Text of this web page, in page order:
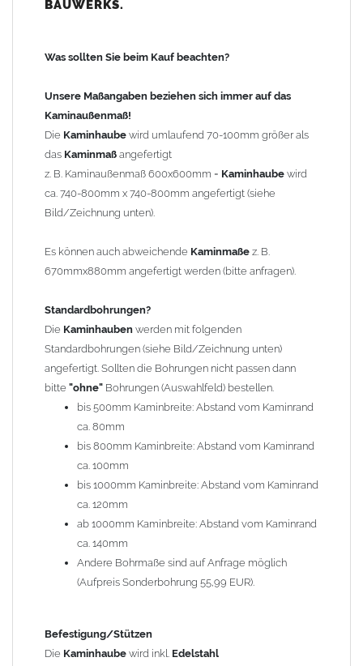
100mm
120mm
140mm
Andere Bohrmaße sind auf Anfrage möglich (Aufpreis
Sonderbohrung 55,99 EUR).
Befestigung/Stützen
Kaminhaubewird inkl. EdelstahlBefestigungsmaterial
geliefert. Die Standardflachstützen sind aus
beträgt ca. 25cm bis 30cm. DieKaminhaubekann mit längeren
Stützen bis Höhe 450mm geliefert werden (Aufpreis 42,89 EUR).
Kaminkopfabdeckung
Kaminhaubewirdohne Kaminkopfabdeckung
Kaminkopfabdeckungenfinden Sie unter "Kaminabdeckung
Es stehen insgesamt 20 verschiedene Typen zur Auswahl. Bitte
Auswahlfeldangeben.
Standardhauben siehe Auswahlfeld: 01 Haus,03 Welle
(unser Topseller)
Laube, 13 Schwalbe, 14 Sattel Welle, 15 Welle 90° gedreht,
17 Dach, 18 Plafond 2, 19 S-Line, 20 Pult
Typ 07 (Welle hoch) und 08 (Doppel Welle) haben einen
Aufpreis von 20% (bitte anfragen - Bestellung nicht über
Shop möglich).
Die Typen 02 (Bogen), 06 (Krempe), 09 (Pagode), 10
1,5mm hergestellt (Preis auf Anfrage = ca. 2-3-fache vom
1,5mm Standardpreis)
BAUWERKS.
Was sollten Sie beim Kauf beachten?
Unsere Maßangaben beziehen sich immer auf das
Kaminaußenmaß!
Die Kaminhaube wird umlaufend 70-100mm größer als
das Kaminmaß angefertigt
z. B. Kaminaußenmaß 600x600mm = Kaminhaube wird
ca. 740-800mm x 740-800mm angefertigt (siehe
Bild/Zeichnung unten).
Es können auch abweichende Kaminmaße z. B.
670mmx880mm angefertigt werden (bitte anfragen).
Standardbohrungen?
Die Kaminhauben werden mit folgenden
Standardbohrungen (siehe Bild/Zeichnung unten)
angefertigt. Sollten die Bohrungen nicht passen dann
bitte "ohne" Bohrungen (Auswahlfeld) bestellen.
bis 500mm Kaminbreite: Abstand vom Kaminrand
ca. 80mm
bis 800mm Kaminbreite: Abstand vom Kaminrand
ca. 100mm
bis 1000mm Kaminbreite: Abstand vom Kaminrand
ca. 120mm
ab 1000mm Kaminbreite: Abstand vom Kaminrand
ca. 140mm
Andere Bohrmaße sind auf Anfrage möglich
(Aufpreis Sonderbohrung 55,99 EUR).
Befestigung/Stützen
Die Kaminhaube wird inkl. Edelstahl